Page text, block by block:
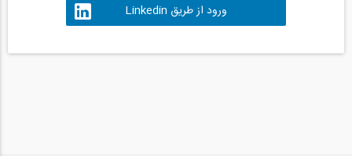
ورود از طریق Linkedin